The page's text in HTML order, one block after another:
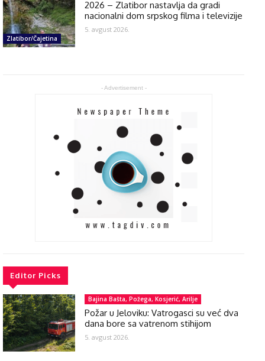
Zlatibor/Čajetina
2026 – Zlatibor nastavlja da gradi
nacionalni dom srpskog filma i televizije
5. avgust 2026.
- Advertisement -
Editor Picks
Bajina Bašta, Požega, Kosjerić, Arilje
Požar u Jeloviku: Vatrogasci su već dva
dana bore sa vatrenom stihijom
5. avgust 2026.